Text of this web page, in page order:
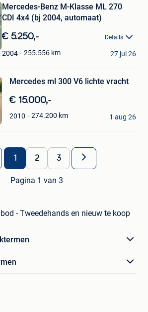
Mercedes-Benz M-Klasse ML 270
CDI 4x4 (bj 2004, automaat)
€ 5.250,- Details
2004 255.556 km 27 jul 26
Mercedes ml 300 V6 lichte vracht
€ 15.000,-
2010 274.200 km 1 aug 26
1 2 3
Pagina 1 van 3
- Tweedehands en nieuw te koop